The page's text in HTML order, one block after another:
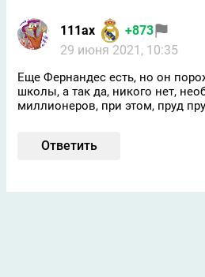
111ax
+873
29 июня 2021, 10:35
Еще Фернандес есть, но он
школы, а так да, никого нет,
миллионеров, при этом, пруд
Ответить